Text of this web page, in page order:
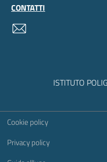
CONTATTI
ISTITUTO
Sezione Link Utili
Cookie policy
Privacy policy